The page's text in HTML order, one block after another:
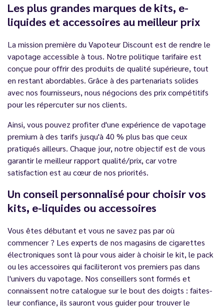
Les plus grandes marques de kits, e-
liquides et accessoires au meilleur prix
La mission première du Vapoteur Discount est de rendre le
vapotage accessible à tous. Notre politique tarifaire est
conçue pour offrir des produits de qualité supérieure, tout
en restant abordables. Grâce à des partenariats solides
avec nos fournisseurs, nous négocions des prix compétitifs
pour les répercuter sur nos clients.
Ainsi, vous pouvez profiter d'une expérience de vapotage
premium à des tarifs jusqu'à 40 % plus bas que ceux
pratiqués ailleurs. Chaque jour, notre objectif est de vous
garantir le meilleur rapport qualité/prix, car votre
satisfaction est au cœur de nos priorités.
Un conseil personnalisé pour choisir vos
kits, e-liquides ou accessoires
Vous êtes débutant et vous ne savez pas par où
commencer ? Les experts de nos magasins de cigarettes
électroniques sont là pour vous aider à choisir le kit, le pack
ou les accessoires qui faciliteront vos premiers pas dans
l'univers du vapotage. Nos conseillers sont formés et
connaissent notre catalogue sur le bout des doigts : faites-
leur confiance, ils sauront vous guider pour trouver le